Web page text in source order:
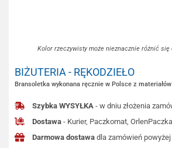
Kolor rzeczywisty może nieznacznie różnić się
BIŻUTERIA - RĘKODZIEŁO
Bransoletka wykonana ręcznie w Polsce z
Szybka WYSYŁKA - w dniu złożenia
Dostawa - Kurier, Paczkomat,
Darmowa dostawa dla zamówień powyżej